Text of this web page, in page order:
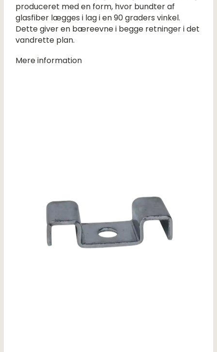
produceret med en form, hvor bundter af
glasfiber lægges i lag i en 90 graders vinkel.
Dette giver en bæreevne i begge retninger i det
vandrette plan.
Mere information